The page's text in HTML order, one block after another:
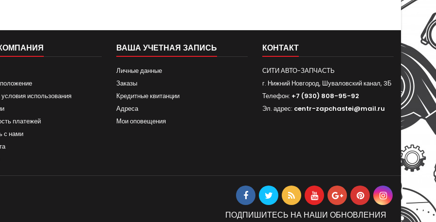
использования
платежей
с нами
ВАША УЧЕТНАЯ ЗАПИСЬ
Личные данные
Заказы
Кредитные квитанции
Адреса
Мои оповещения
КОНТАКТ
СИТИ АВТО-ЗАПЧАСТЬ
г. Нижний Новгород, Шуваловский канал, 3Б
Телефон: +7 (930) 808-95-92
Эл. адрес: centr-zapchastei@mail.ru
ПОДПИШИТЕСЬ НА НАШИ ОБНОВЛЕНИЯ